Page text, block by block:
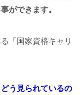
ができます。
「国家資格キャリ
う見られているの